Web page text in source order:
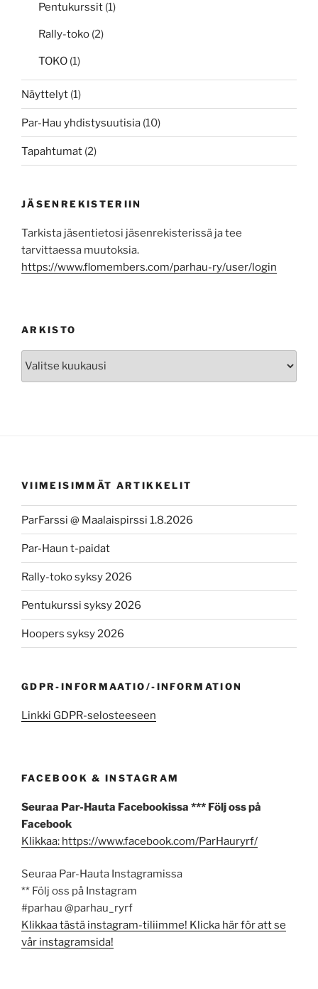
Pentukurssit (1)
Rally-toko (2)
TOKO (1)
Näyttelyt (1)
Par-Hau yhdistysuutisia (10)
Tapahtumat (2)
JÄSENREKISTERIIN
Tarkista jäsentietosi jäsenrekisterissä ja tee
tarvittaessa muutoksia.
https://www.flomembers.com/parhau-ry/user/login
ARKISTO
VIIMEISIMMÄT ARTIKKELIT
ParFarssi @ Maalaispirssi 1.8.2026
Par-Haun t-paidat
Rally-toko syksy 2026
Pentukurssi syksy 2026
Hoopers syksy 2026
GDPR-INFORMAATIO/-INFORMATION
Linkki GDPR-selosteeseen
FACEBOOK & INSTAGRAM
Seuraa Par-Hauta Facebookissa *** Följ oss på
Facebook
Klikkaa: https://www.facebook.com/ParHauryrf/
Seuraa Par-Hauta Instagramissa
** Följ oss på Instagram
#parhau @parhau_ryrf
Klikkaa tästä instagram-tiliimme! Klicka här för att se
vår instagramsida!